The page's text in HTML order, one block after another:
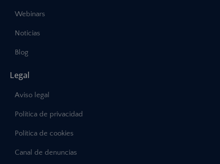
Webinars
Noticias
Blog
Legal
Aviso legal
Política de privacidad
Política de cookies
Canal de denuncias